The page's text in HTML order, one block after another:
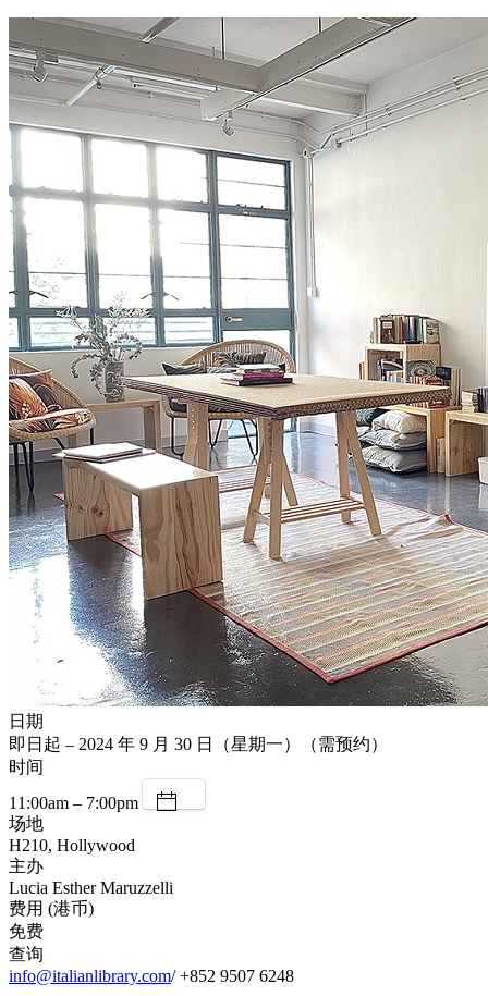
日期
即日起 – 2024 年 9 月 30 日（星期一）（需预约）
时间
11:00am – 7:00pm
场地
H210, Hollywood
主办
Lucia Esther Maruzzelli
费用 (港币)
免费
查询
info@italianlibrary.com/ +852 9507 6248